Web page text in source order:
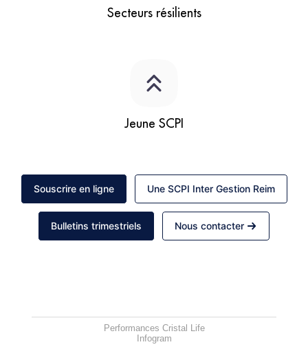
Secteurs résilients
Jeune SCPI
Souscrire en ligne Une SCPI Inter Gestion Reim
Bulletins trimestriels Nous contacter
Performances Cristal Life
Infogram